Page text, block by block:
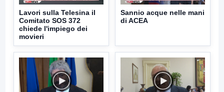
Lavori sulla Telesina il
Comitato SOS 372
chiede l'impiego dei
movieri
Sannio acque nelle mani
di ACEA